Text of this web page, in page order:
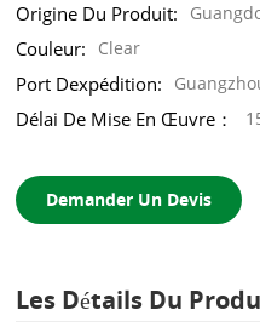
Origine Du Produit:
Couleur: Clear
Port Dexpédition:
Délai De Mise En Œuvre：
Demander Un Devis
Les Détails Du